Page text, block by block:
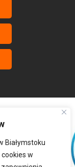
Białymstoku
w